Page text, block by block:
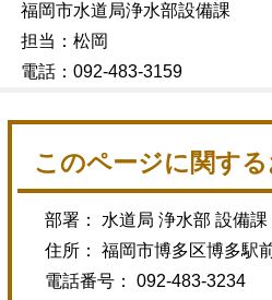
福岡市水道局浄水部設備課
担当：松岡
電話：092-483-3159
このページに関す
部署： 水道局 浄水部 設備課
住所： 福岡市博多区博多駅
電話番号： 092-483-3234